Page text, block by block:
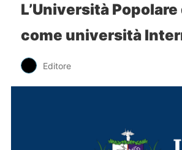
L’Università
come università
Editore